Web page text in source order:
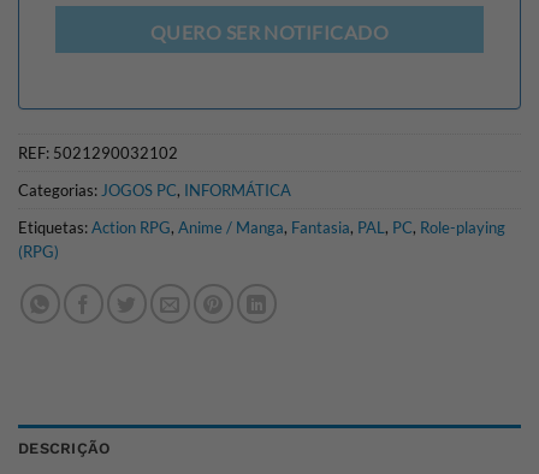
QUERO SER NOTIFICADO
REF: 5021290032102
Categorias: JOGOS PC, INFORMÁTICA
Etiquetas:Action RPG, Anime / Manga, Fantasia, PAL , PC, Role-playing
(RPG)
DESCRIÇÃO